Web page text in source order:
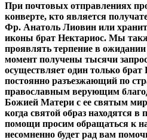
При почтовых отправлениях
конверте, кто является
Фр. Анатоль Лиовин или
иконы брат Нектариос. Мы
проявлять терпение в
момент получены тысячи
осуществляет один только
постоянно разъезжающий по
православным верующим
Божией Матери с ее святым
когда святой образ находятся в
помощи просим обращаться к
несомненно будет рад вам